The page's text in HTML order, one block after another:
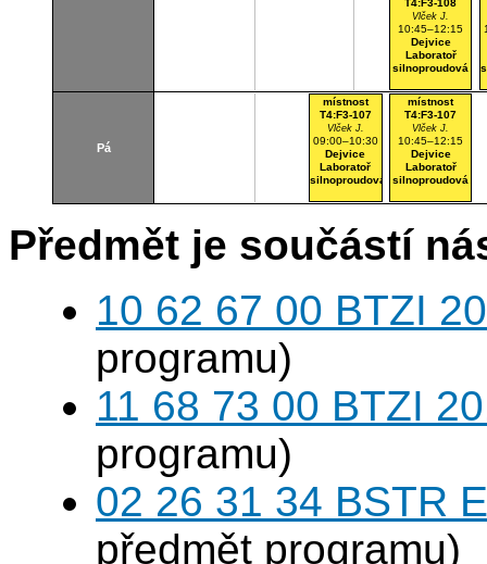
T4:F3-108
Vlček J.
10:45–12:15
Dejvice
Laboratoř
silnoproudová
Pá
místnost
T4:F3-107
Vlček J.
09:00–10:30
Dejvice
Laboratoř
silnoproudová
místnost
T4:F3-107
Vlček J.
10:45–12:15
Dejvice
Laboratoř
silnoproudová
Předmět je součástí
10 62 67 00 BTZI
programu)
11 68 73 00 BTZI
programu)
02 26 31 34 BSTR
předmět programu)